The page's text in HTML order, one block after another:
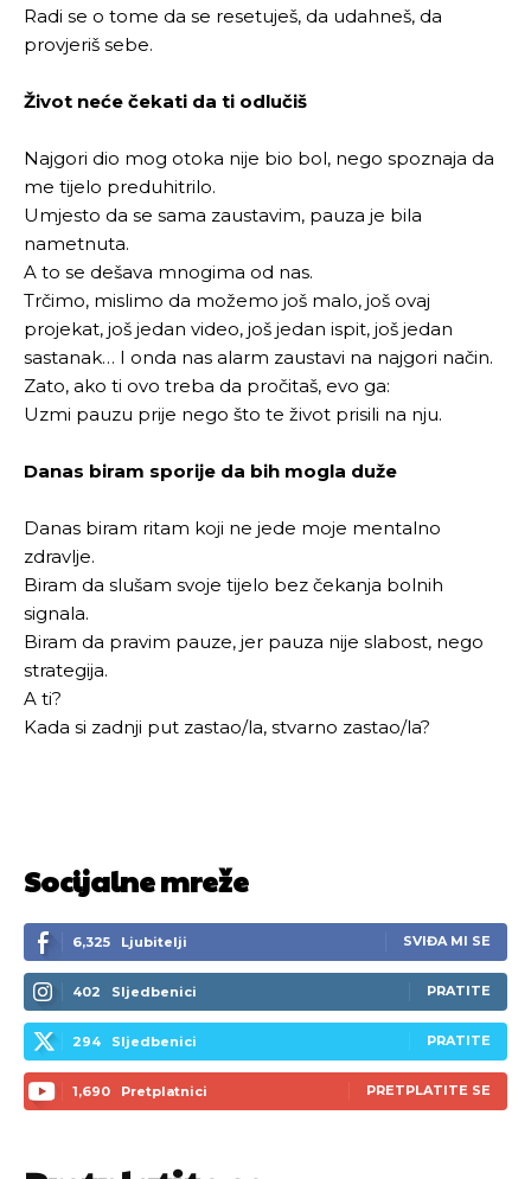
Radi se o tome da se resetuješ, da udahneš, da
provjeriš sebe.
Život neće čekati da ti odlučiš
Najgori dio mog otoka nije bio bol, nego spoznaja da
me tijelo preduhitrilo.
Umjesto da se sama zaustavim, pauza je bila
nametnuta.
A to se dešava mnogima od nas.
Trčimo, mislimo da možemo još malo, još ovaj
projekat, još jedan video, još jedan ispit, još jedan
sastanak… I onda nas alarm zaustavi na najgori način.
Zato, ako ti ovo treba da pročitaš, evo ga:
Uzmi pauzu prije nego što te život prisili na nju.
Danas biram sporije da bih mogla duže
Danas biram ritam koji ne jede moje mentalno
zdravlje.
Biram da slušam svoje tijelo bez čekanja bolnih
signala.
Biram da pravim pauze, jer pauza nije slabost, nego
strategija.
A ti?
Kada si zadnji put zastao/la, stvarno zastao/la?
Socijalne mreže
6,325 Ljubitelji SVIĐA MI SE
402 Sljedbenici PRATITE
294 Sljedbenici PRATITE
1,690 Pretplatnici PRETPLATITE SE